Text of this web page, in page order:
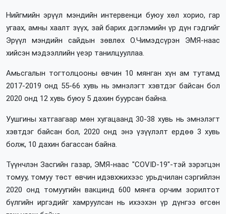
Нийгмийн эрүүл мэндийн интервенци буюу хөл хорио, гар
угаах, амны хаалт зүүх, зай барих дэглэмийн үр дүн гэдгийг
Эрүүл мэндийн сайдын зөвлөх О.Чимэдсүрэн ЭМЯ-наас
хийсэн мэдээллийн үеэр танилцууллаа.
Амьсгалын тогтолцооны өвчин 10 мянган хүн ам тутамд
2017-2019 онд 55-66 хувь нь эмнэлэгт хэвтдэг байсан бол
2020 онд 12 хувь буюу 5 дахин буурсан байна.
Уушгины хатгаагаар мөн хугацаанд 30-38 хувь нь эмнэлэгт
хэвтдэг байсан бол, 2020 онд энэ үзүүлэлт ердөө 3 хувь
болж, 10 дахин багассан байна.
Түүнчлэн Засгийн газар, ЭМЯ-наас "COVID-19"-тэй зэрэгцэн
томуу, томуу төст өвчин идэвхжихээс урьдчилан сэргийлэн
2020 онд томуугийн вакцинд 600 мянга орчим зорилтот
бүлгийн иргэдийг хамруулсан нь ихээхэн үр дүнгээ өгсөн